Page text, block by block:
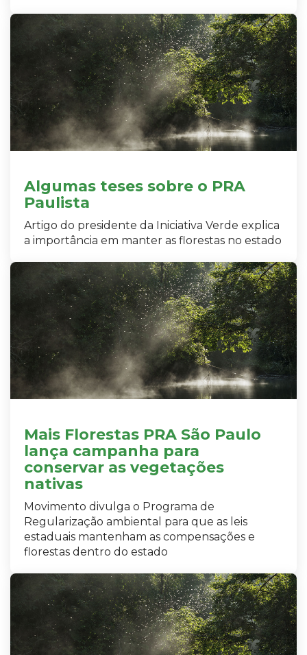
Algumas teses sobre o PRA
Paulista
Artigo do presidente da Iniciativa Verde explica
a importância em manter as florestas no estado
Mais Florestas PRA São Paulo
lança campanha para
conservar as vegetações
nativas
Movimento divulga o Programa de
Regularização ambiental para que as leis
estaduais mantenham as compensações e
florestas dentro do estado